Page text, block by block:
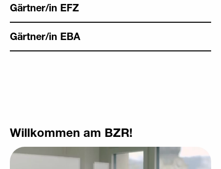
Gärtner/in EFZ
Gärtner/in EBA
Willkommen am BZR!